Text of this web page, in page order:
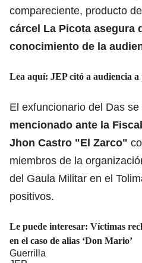
compareciente, producto
cárcel La Picota asegura
conocimiento de la
Lea aquí: JEP citó a audiencia
El exfuncionario del Das
mencionado ante la
Jhon Castro "El Zarco"
miembros de la
del Gaula Militar en el
positivos.
Le puede interesar: Víctimas
en el caso de alias ‘Don Mario’
Guerrilla